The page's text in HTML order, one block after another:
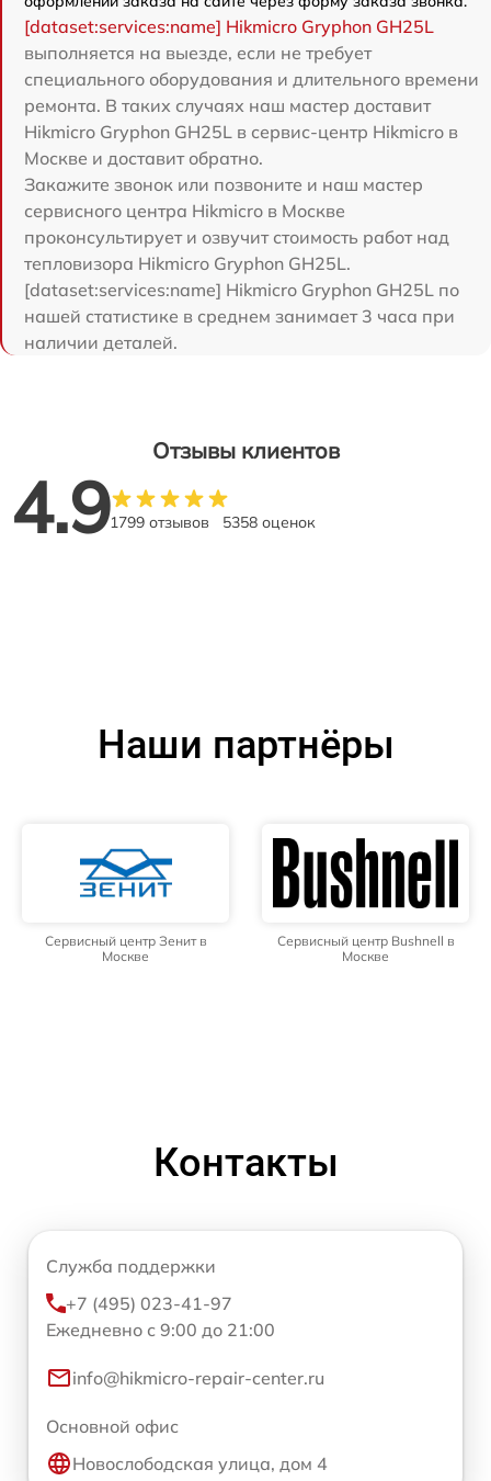
[dataset:services:name] Hikmicro Gryphon GH25L
выполняется на выезде, если не требует
специального оборудования и длительного времени
ремонта. В таких случаях наш мастер доставит
Hikmicro Gryphon GH25L в сервис-центр Hikmicro в
Москве и доставит обратно.
Закажите звонок или позвоните и наш мастер
сервисного центра Hikmicro в Москве
проконсультирует и озвучит стоимость работ над
тепловизора Hikmicro Gryphon GH25L.
[dataset:services:name] Hikmicro Gryphon GH25L по
нашей статистике в среднем занимает 3 часа при
наличии деталей.
Отзывы клиентов
4.91799 отзывов 5358 оценок
Наши партнёры
Сервисный центр Зенит в
Москве
Сервисный центр Bushnell в
Москве
Контакты
Служба поддержки
+7 (495) 023-41-97
Ежедневно с 9:00 до 21:00
info@hikmicro-repair-center.ru
Основной офис
Новослободская улица, дом 4